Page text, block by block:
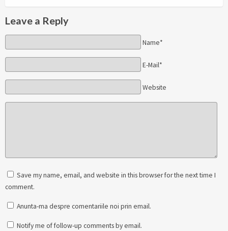
Leave a Reply
Name*
E-Mail*
Website
Save my name, email, and website in this browser for the next time I
comment.
Anunta-ma despre comentariile noi prin email.
Notify me of follow-up comments by email.